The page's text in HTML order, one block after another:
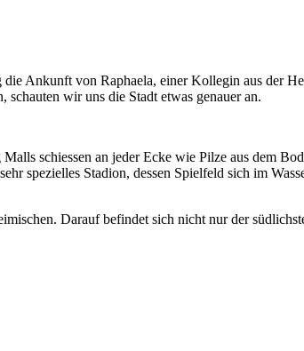
Ankunft von Raphaela, einer Kollegin aus der
wir uns die Stadt etwas genauer an.
schiessen an jeder Ecke wie Pilze aus dem
spezielles Stadion, dessen Spielfeld sich im
Darauf befindet sich nicht nur der